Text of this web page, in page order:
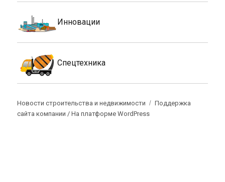
Инновации
Спецтехника
Новости строительства и недвижимости
Поддержка
сайта компании /На платформе WordPress